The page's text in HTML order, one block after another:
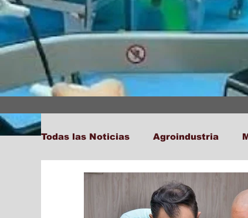
Todas las Noticias Agroindustria
Tecnología y Transformación Digital